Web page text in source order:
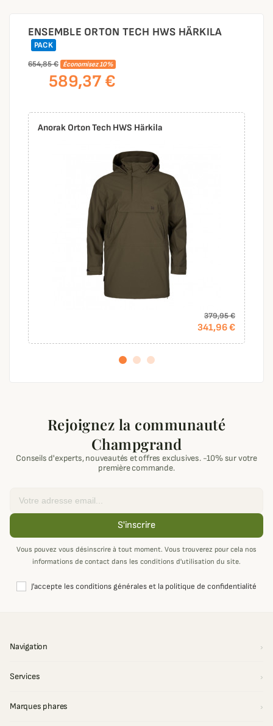
ENSEMBLE ORTON TECH HWS HÄRKILA
PACK
654,85 €
Économisez 10%
589,37 €
Anorak Orton Tech HWS Härkila
379,95 €
341,96 €
Rejoignez la communauté
Champgrand
Conseils d'experts, nouveautés et offres exclusives. -10% sur votre
première commande.
S'inscrire
Vous pouvez vous désinscrire à tout moment. Vous trouverez pour cela nos
informations de contact dans les conditions d'utilisation du site.
J'accepte les conditions générales et la politique de confidentialité
Navigation
Services
Marques phares